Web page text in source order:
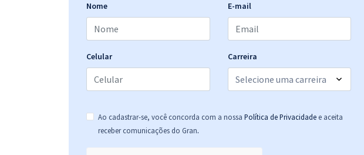
Nome E-mail
Celular Carreira
Ao cadastrar-se, você concorda com a nossa Política de Privacidade e aceita
receber comunicações do Gran.